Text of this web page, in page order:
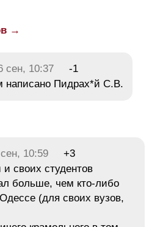
→
сен, 10:37
-1
написано Пидрах*й С.В.
10:59
+3
своих студентов
больше, чем кто-либо
(для своих вузов,